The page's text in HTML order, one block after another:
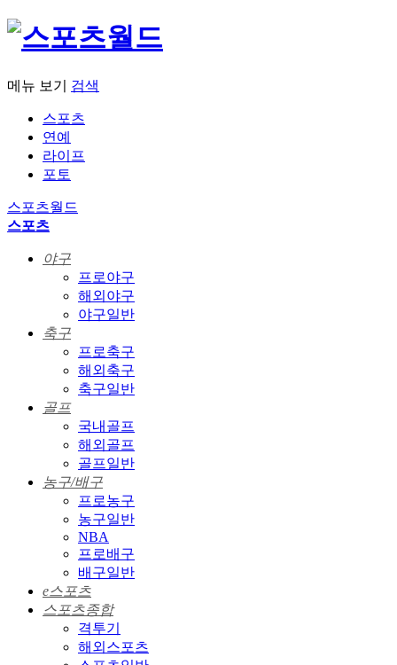
메뉴 보기 검색
스포츠
연예
라이프
포토
스포츠월드
스포츠
야구
프로야구
해외야구
야구일반
축구
프로축구
해외축구
축구일반
골프
국내골프
해외골프
골프일반
농구/배구
프로농구
농구일반
NBA
프로배구
배구일반
e스포츠
스포츠종합
격투기
해외스포츠